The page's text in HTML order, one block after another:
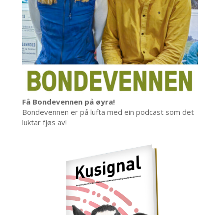
Få Bondevennen på øyra!
Bondevennen er på lufta med ein podcast som det
luktar fjøs av!